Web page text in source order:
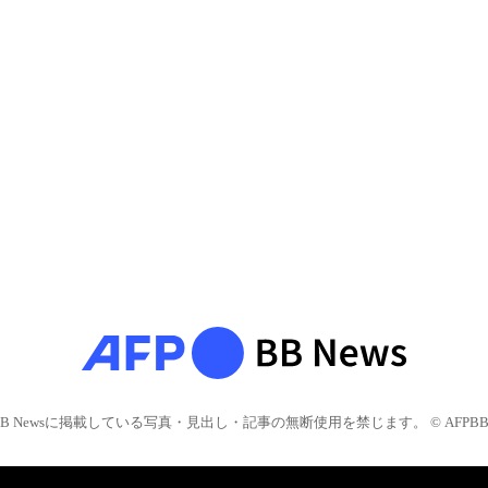
Newsに掲載している写真・見出し・記事の無断使用を禁じます。 © AFPBB